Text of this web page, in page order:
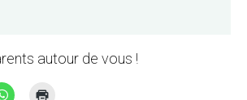
autour de vous !